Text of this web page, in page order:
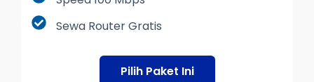
Sewa Router Gratis
Pilih Paket Ini